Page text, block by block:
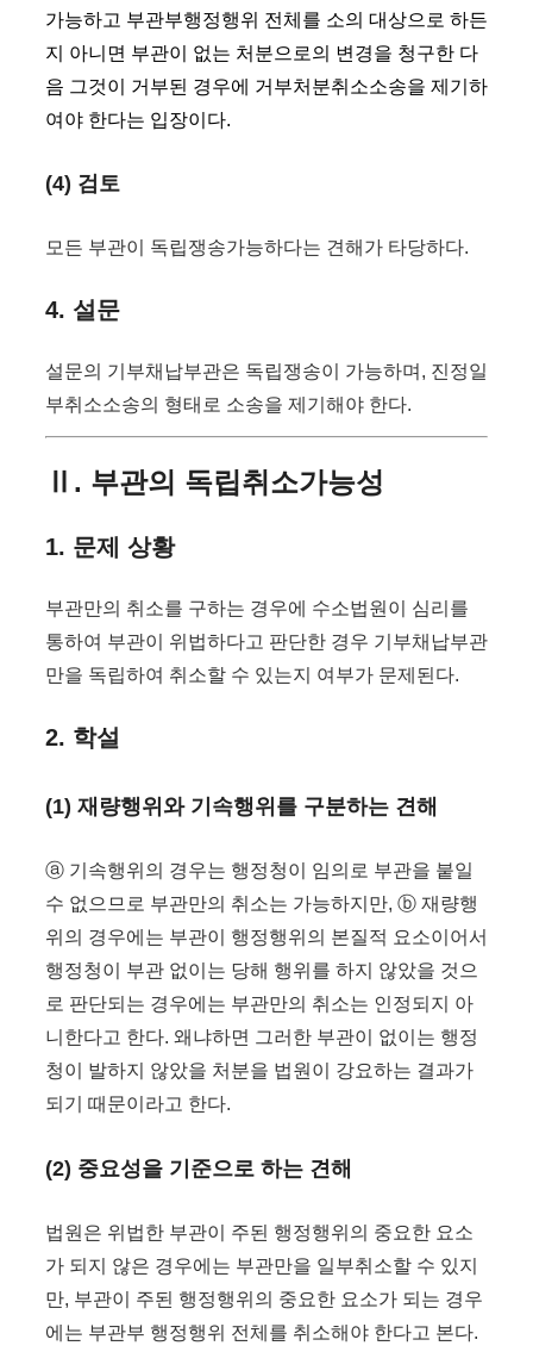
가능하고 부관부행정행위 전체를 소의 대상으로 하든
지 아니면 부관이 없는 처분으로의 변경을 청구한 다
음 그것이 거부된 경우에 거부처분취소소송을 제기하
여야 한다는 입장이다.
(4) 검토
모든 부관이 독립쟁송가능하다는 견해가 타당하다.
4. 설문
설문의 기부채납부관은 독립쟁송이 가능하며, 진정일
부취소소송의 형태로 소송을 제기해야 한다.
Ⅱ. 부관의 독립취소가능성
1. 문제 상황
부관만의 취소를 구하는 경우에 수소법원이 심리를
통하여 부관이 위법하다고 판단한 경우 기부채납부관
만을 독립하여 취소할 수 있는지 여부가 문제된다.
2. 학설
(1) 재량행위와 기속행위를 구분하는 견해
ⓐ 기속행위의 경우는 행정청이 임의로 부관을 붙일
수 없으므로 부관만의 취소는 가능하지만, ⓑ 재량행
위의 경우에는 부관이 행정행위의 본질적 요소이어서
행정청이 부관 없이는 당해 행위를 하지 않았을 것으
로 판단되는 경우에는 부관만의 취소는 인정되지 아
니한다고 한다. 왜냐하면 그러한 부관이 없이는 행정
청이 발하지 않았을 처분을 법원이 강요하는 결과가
되기 때문이라고 한다.
(2) 중요성을 기준으로 하는 견해
법원은 위법한 부관이 주된 행정행위의 중요한 요소
가 되지 않은 경우에는 부관만을 일부취소할 수 있지
만, 부관이 주된 행정행위의 중요한 요소가 되는 경우
에는 부관부 행정행위 전체를 취소해야 한다고 본다.